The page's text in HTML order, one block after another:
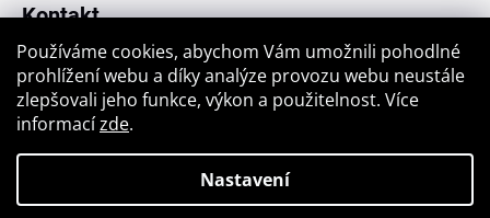
Používáme cookies, abychom Vám umožnili pohodlné
prohlížení webu a díky analýze provozu webu neustále
zlepšovali jeho funkce, výkon a použitelnost. Více
informacízde.
Nastavení
Kontakt
jiri.krajic@seznam.cz
+420776764176